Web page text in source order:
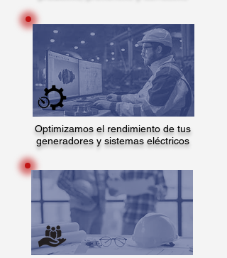
Optimizamos el rendimiento de tus
generadores y sistemas eléctricos